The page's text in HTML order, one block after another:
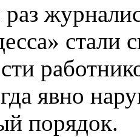
раз
стали
явно
порядок.